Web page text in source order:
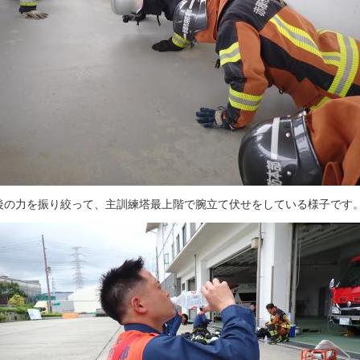
の力を振り絞って、主訓練塔最上階で腕立て伏せをしている様子です